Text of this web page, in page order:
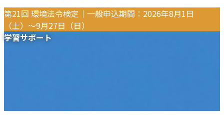
第21回 環境法令検定｜一般申込期間：2026年8月1日
（土）〜9月27日（日）
学習サポート